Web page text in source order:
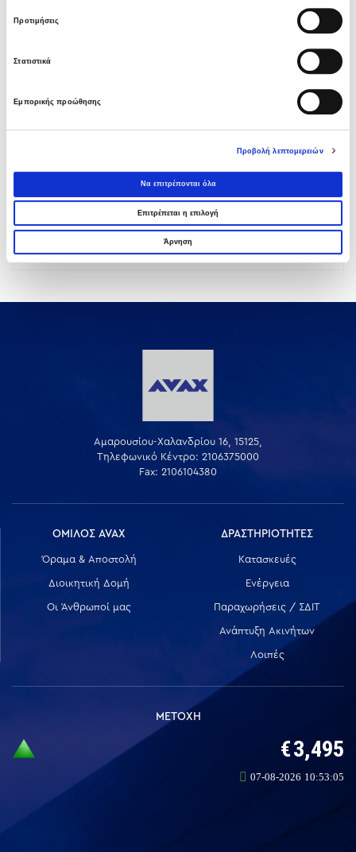
Προτιμήσεις
Στατιστικά
Εμπορικής προώθησης
Προβολή λεπτομερειών
Να επιτρέπονται όλα
Επιτρέπεται η επιλογή
Άρνηση
Νέα σύμβαση ΕΤΕΘ με το ΑΝΑΤΟΛΙΑ για
Όμιλος AVAX: Νέα σύμβαση με το ΑΝΑΤΟΛΙΑ
Όμιλος AVAX: Υπογραφή σύμβασης για νέο
φωτοβολταϊκό σταθμό 275,5MW στη
Ρουμανία
Αμαρουσίου-Χαλανδρίου 16, 15125,
Τηλεφωνικό Κέντρο: 2106375000
Fax: 2106104380
ΟΜΙΛΟΣ AVAX
Όραμα & Αποστολή
Διοικητική Δομή
Οι Άνθρωποί μας
ΔΡΑΣΤΗΡΙΟΤΗΤΕΣ
Κατασκευές
Ενέργεια
Παραχωρήσεις / ΣΔΙΤ
Ανάπτυξη Ακινήτων
Λοιπές
ΜΕΤΟΧΗ